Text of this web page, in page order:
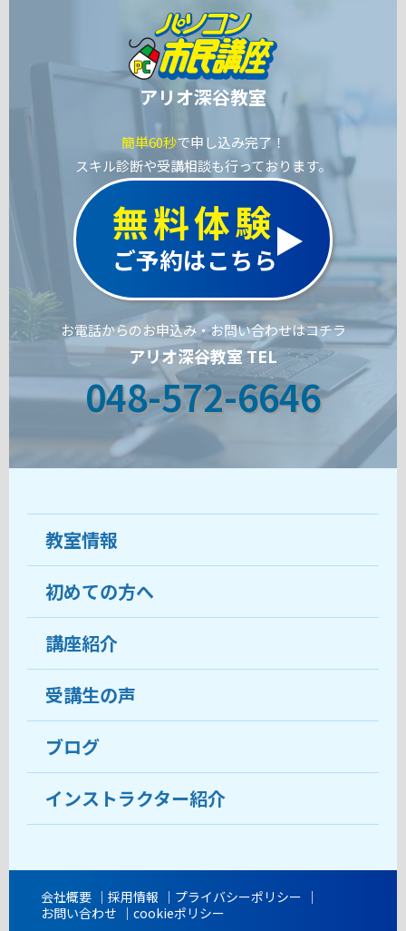
アリオ深谷教室
簡単60秒で申し込み完了！
スキル診断や受講相談も行っております。
無料体験
ご予約はこちら
お電話からのお申込み・お問い合わせはコチラ
アリオ深谷教室 TEL
048-572-6646
教室情報
教室について
受講生の声
おすすめ・人気の講座
目的から講座を探す
教室ブログ
初めての方へ
ココがおすすめ
料金
受講までの流れ
よくあるご質問
講座紹介
受講生の声
ブログ
インストラクター紹介
会社概要 採用情報
プライバシーポリシー
お問い合わせ
cookieポリシー